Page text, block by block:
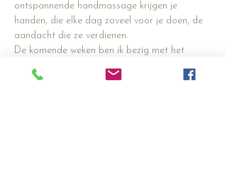
ontspannende handmassage krijgen je
handen, die elke dag zoveel voor je doen, de
aandacht die ze verdienen.
De komende weken ben ik bezig met het
verder verfijnen van mijn
handmassagetechniek. Daarom bied ik een